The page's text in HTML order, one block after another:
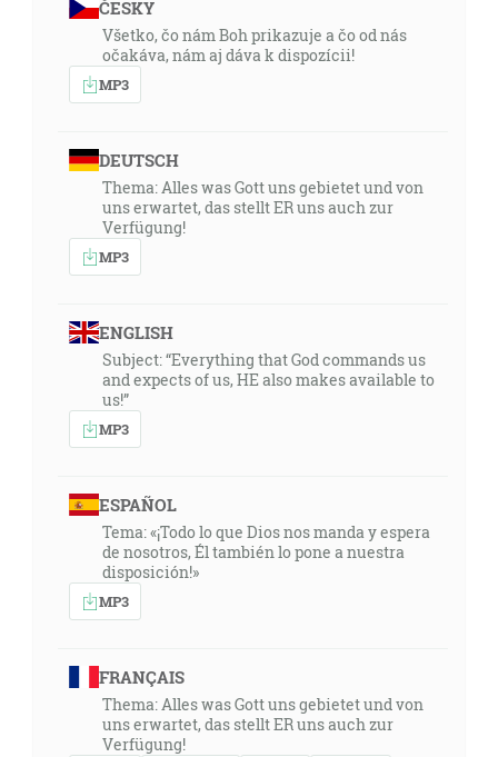
ČESKY
Všetko, čo nám Boh prikazuje a čo od nás
očakáva, nám aj dáva k dispozícii!
MP3
DEUTSCH
Thema: Alles was Gott uns gebietet und von
uns erwartet, das stellt ER uns auch zur
Verfügung!
MP3
ENGLISH
Subject: “Everything that God commands us
and expects of us, HE also makes available to
us!”
MP3
ESPAÑOL
Tema: «¡Todo lo que Dios nos manda y espera
de nosotros, Él también lo pone a nuestra
disposición!»
MP3
FRANÇAIS
Thema: Alles was Gott uns gebietet und von
uns erwartet, das stellt ER uns auch zur
Verfügung!